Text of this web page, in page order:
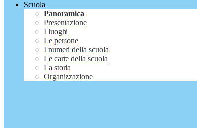
Scuola
Panoramica
Presentazione
I luoghi
Le persone
I numeri della scuola
Le carte della scuola
La storia
Organizzazione